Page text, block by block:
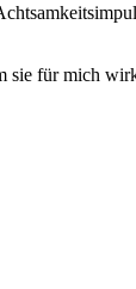
sie für mich